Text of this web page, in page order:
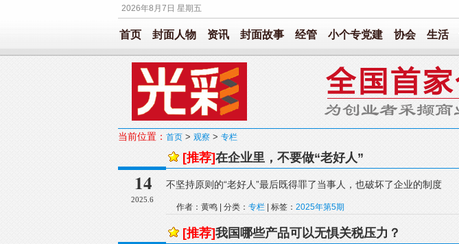
2026年8月7日 星期五
首页 封面人物 资讯 封面故事 经管 小个专党建 协会 生活
当前位置： 首页 > 观察 > 专栏
14
2025.6
[推荐]在企业里，不要做“老好人”
不坚持原则的“老好人”最后既得罪了当事人，也破坏了企业的制度
作者：黄鸣 | 分类： 专栏 | 标签： 2025年第5期
[推荐]我国哪些产品可以无惧关税压力？